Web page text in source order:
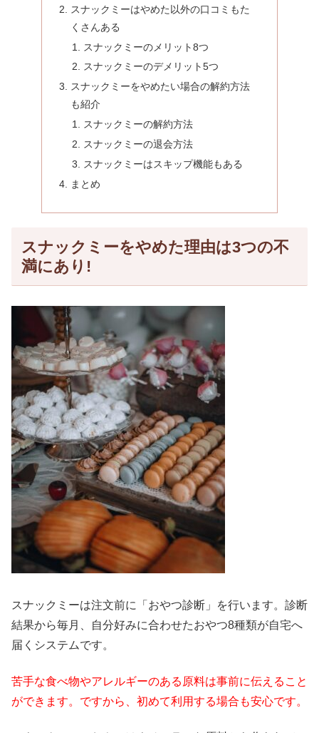
スナックミーはやめた以外の口コミもた
くさんある
スナックミーのメリット8つ
スナックミーのデメリット5つ
スナックミーをやめたい場合の解約方法
も紹介
スナックミーの解約方法
スナックミーの退会方法
スナックミーはスキップ機能もある
まとめ
スナックミーをやめた理由は3つの不
満にあり!
スナックミーは注文前に「おやつ診断」を行います。診断
結果から毎月、自分好みに合わせたおやつ8種類が自宅へ
届くシステムです。
苦手な食べ物やアレルギーのある原料は事前に伝えること
ができます。ですから、初めて利用する場合も安心です。